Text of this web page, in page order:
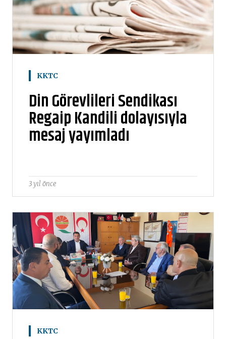
KKTC
Din Görevlileri Sendikası
Regaip Kandili dolayısıyla
mesaj yayımladı
3 yıl önce
KKTC